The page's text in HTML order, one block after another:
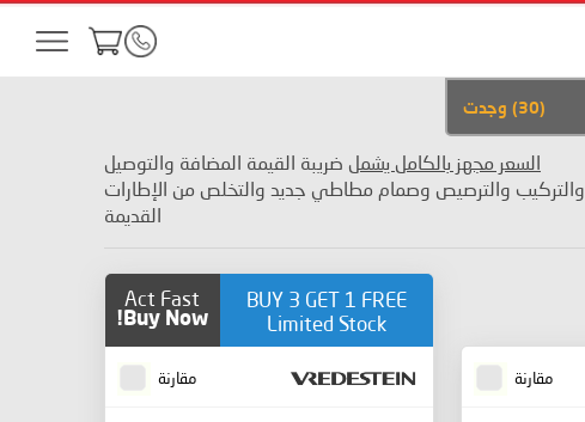
(
30
) وجدت
السعر مجهز بالكامل يشمل ضريبة القيمة المضافة والتوصيل
والتركيب والترصيص وصمام مطاطي جديد والتخلص من الإطارات
القديمة
مقارنة
BUY 3 GET 1 FREE
Limited Stock
Act Fast
Buy Now!
مقارنة